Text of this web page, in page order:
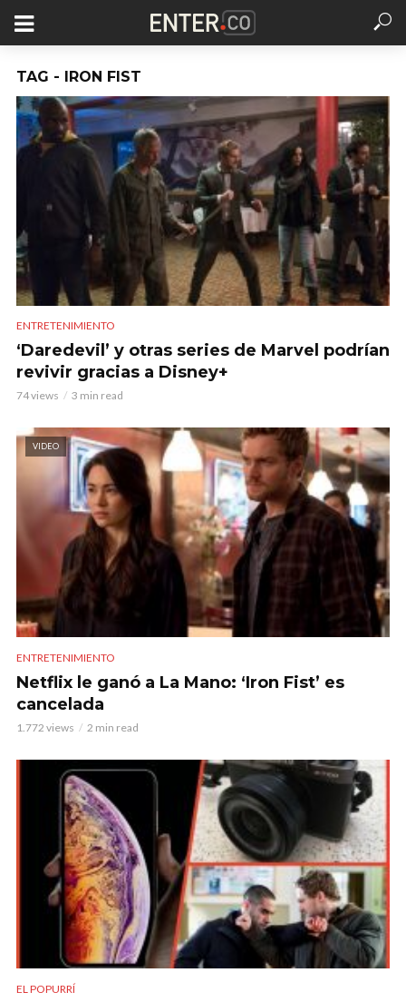
TAG - IRON FIST
ENTRETENIMIENTO
‘Daredevil’ y otras series de Marvel podrían
revivir gracias a Disney+
74 views 3 min read
VIDEO
ENTRETENIMIENTO
Netflix le ganó a La Mano: ‘Iron Fist’ es
cancelada
1.772 views 2 min read
EL POPURRÍ